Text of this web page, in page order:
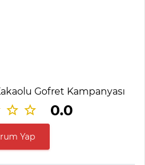
Gofret Kampanyası
0.0
Yap